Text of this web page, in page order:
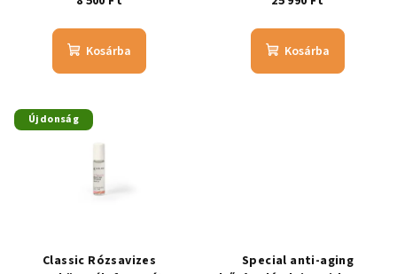
Kosárba Kosárba
Újdonság
Classic Rózsavizes
Special anti-aging